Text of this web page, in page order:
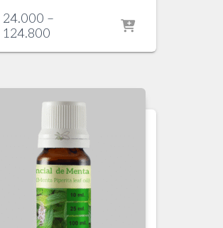
24.000 –
124.800
$ 124.800